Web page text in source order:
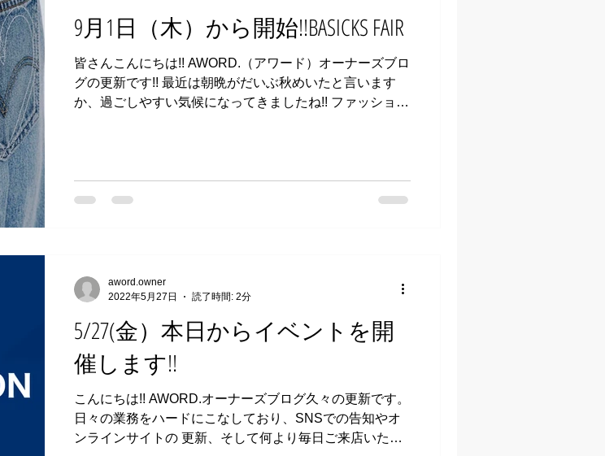
9月1日（木）から開始!!BASICKS FAIR
皆さんこんにちは!! AWORD.（アワード）オーナーズブロ
グの更新です!! 最近は朝晩がだいぶ秋めいたと言います
か、過ごしやすい気候になってきましたね!! ファッショ
5/27(金）本日からイベントを開
催します!!
こんにちは!! AWORD.オーナーズブログ久々の更新です。
日々の業務をハードにこなしており、SNSでの告知やオ
ンラインサイトの 更新、そして何より毎日ご来店いただ
aword.owner
2022年5月27日
読了時間: 2分